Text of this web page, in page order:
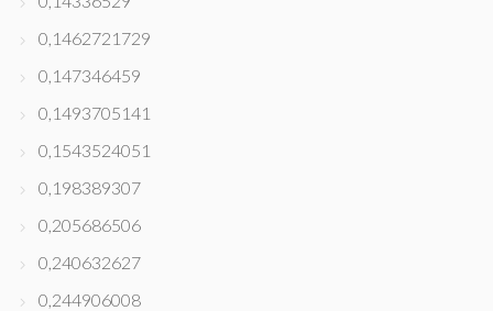
0,1462721729
0,147346459
0,1493705141
0,1543524051
0,198389307
0,205686506
0,240632627
0,244906008